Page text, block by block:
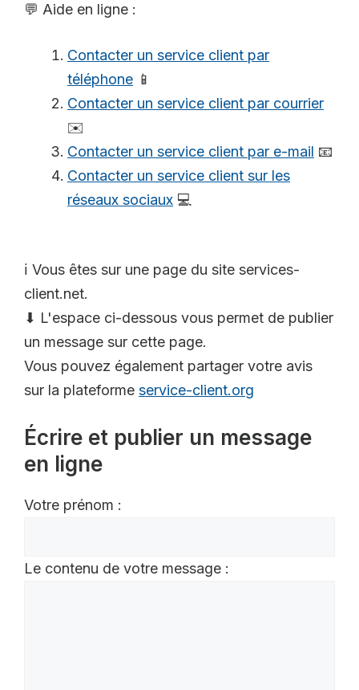
💬 Aide en ligne :
Contacter un service client par
téléphone 📱
Contacter un service client par courrier
✉️
Contacter un service client par e-mail 📧
Contacter un service client sur les
réseaux sociaux 💻
ℹ️ Vous êtes sur une page du site services-
client.net.
⬇ L'espace ci-dessous vous permet de publier
un message sur cette page.
Vous pouvez également partager votre avis
sur la plateforme service-client.org
Écrire et publier un message
en ligne
Votre prénom :
Le contenu de votre message :